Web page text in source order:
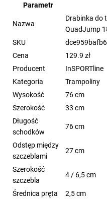
Parametr
Nazwa
Drabinka do
QuadJump
SKU
Cena
129.9 zł
Producent
InSPORTline
Kategoria
Trampoliny
Wysokość
76 cm
Szerokość
33 cm
Długość
schodków
76 cm
Odstęp między
szczeblami
27 cm
Szerokość
szczebla
4 / 6,5 cm
Średnica pręta
2,5 cm